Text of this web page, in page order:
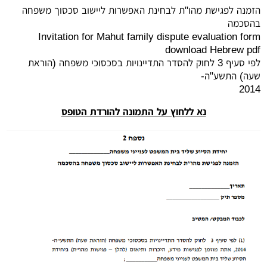
הזמנה לפגישת מהו"ת לבחינת האפשרות ליישוב סכסוך משפחה
בהסכמה
Invitation for Mahut family dispute evaluation form
download Hebrew pdf
לפי סעיף 3 לחוק להסדר התדיינויות בסכסוכי משפחה (הוראת
שעה) התשע"ה-
2014
נא ללחוץ על התמונה להורדת הטופס